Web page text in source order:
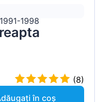
1998
(8)
în coș